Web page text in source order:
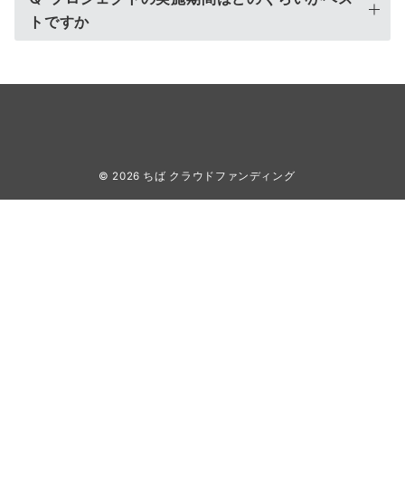
トですか
© 2026 ちば クラウドファンディング